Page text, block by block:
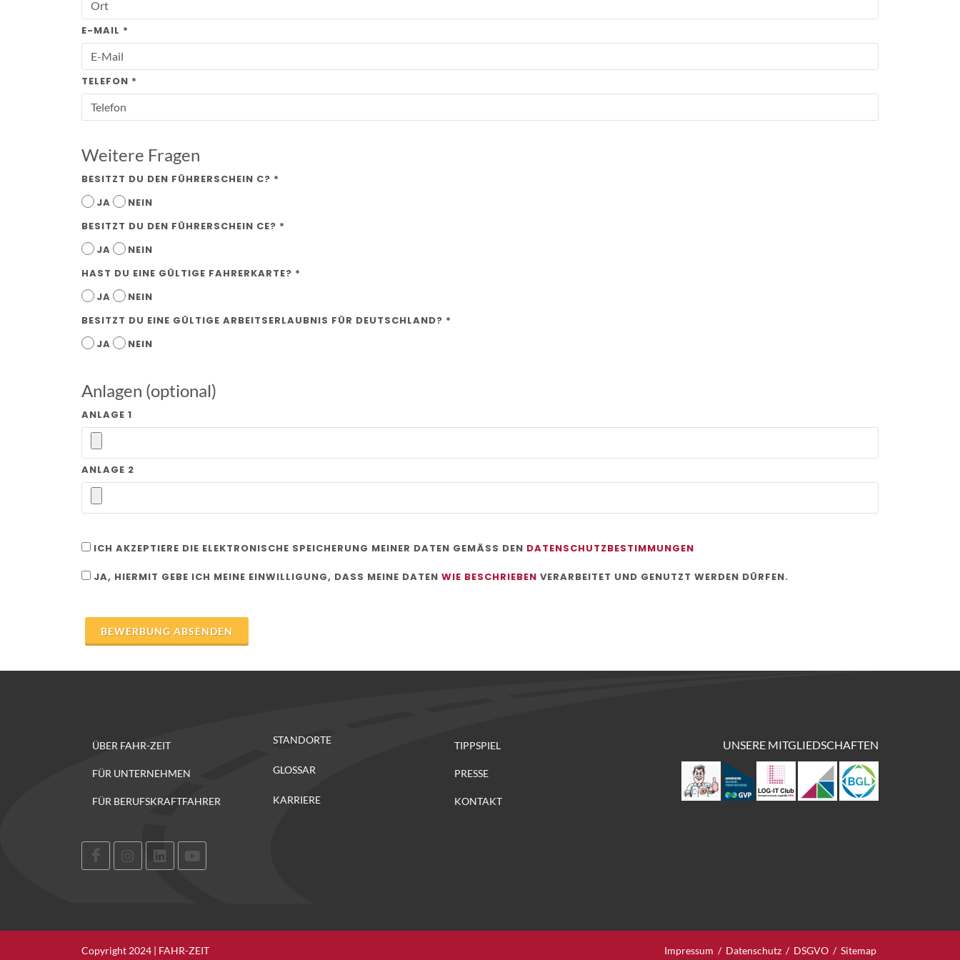
E-MAIL *
TELEFON *
Weitere Fragen
BESITZT DU DEN FÜHRERSCHEIN C? *
JA
NEIN
BESITZT DU DEN FÜHRERSCHEIN CE? *
JA
NEIN
HAST DU EINE GÜLTIGE FAHRERKARTE? *
JA
NEIN
BESITZT DU EINE GÜLTIGE ARBEITSERLAUBNIS FÜR DEUTSCHLAND? *
JA
NEIN
Anlagen (optional)
ANLAGE 1
ANLAGE 2
ICH AKZEPTIERE DIE ELEKTRONISCHE SPEICHERUNG MEINER DATEN GEMÄSS DEN DATENSCHUTZBESTIMMUNGEN
JA, HIERMIT GEBE ICH MEINE EINWILLIGUNG, DASS MEINE DATEN WIE BESCHRIEBEN VERARBEITET UND GENUTZT WERDEN DÜRFEN.
ÜBER FAHR-ZEIT
FÜR UNTERNEHMEN
FÜR BERUFSKRAFTFAHRER
STANDORTE
GLOSSAR
KARRIERE
TIPPSPIEL
PRESSE
KONTAKT
UNSERE MITGLIEDSCHAFTEN
Copyright 2024 | FAHR-ZEIT Impressum / Datenschutz / DSGVO / Sitemap